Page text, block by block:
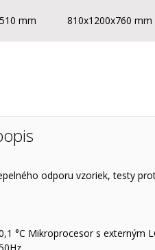
mm 810x1200x760 mm
odporu vzoriek, testy
°C Mikroprocesor s externým